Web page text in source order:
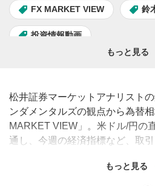
FX MARKET VIEW 鈴
投資情報動画
松井証券マーケットアナリスト
ンダメンタルズの観点から為替
MARKET VIEW」。米ドル/円の
通し、今週の経済指標など、取